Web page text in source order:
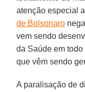
atenção especial
de Bolsonaro
vem sendo
da Saúde em
que vêm sendo
A paralisação de